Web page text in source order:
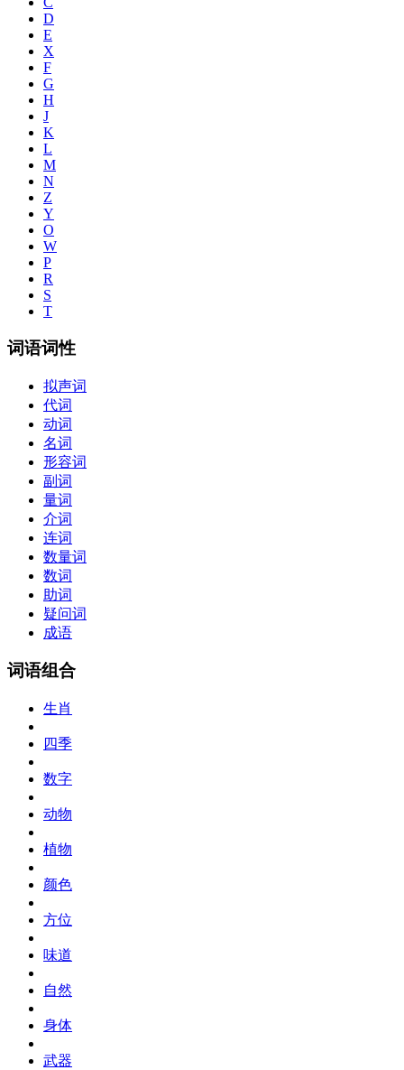
D
E
X
F
G
H
J
K
L
M
N
Z
Y
O
W
P
R
S
T
词语词性
拟声词
代词
动词
名词
形容词
副词
量词
介词
连词
数量词
数词
助词
疑问词
成语
词语组合
生肖
四季
数字
动物
植物
颜色
方位
味道
自然
身体
武器